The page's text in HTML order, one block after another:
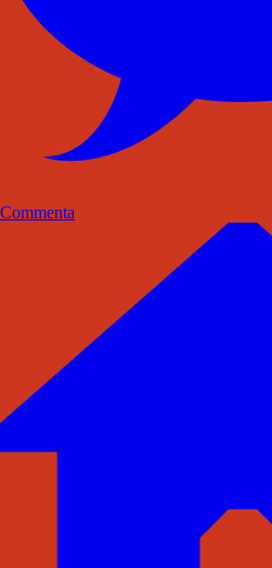
Commenta